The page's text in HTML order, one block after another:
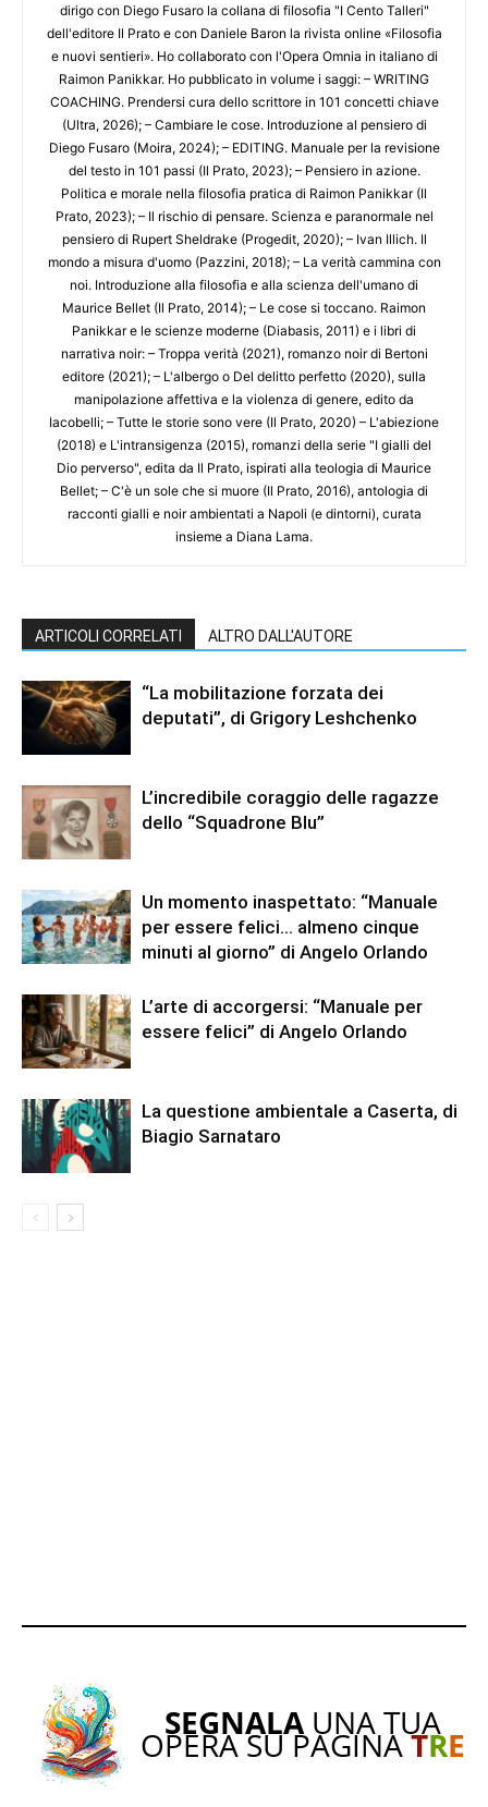
dirigo con Diego Fusaro la collana di filosofia "I Cento Talleri"
dell'editore Il Prato e con Daniele Baron la rivista online «Filosofia
e nuovi sentieri». Ho collaborato con l'Opera Omnia in italiano di
Raimon Panikkar. Ho pubblicato in volume i saggi: – WRITING
COACHING. Prendersi cura dello scrittore in 101 concetti chiave
(Ultra, 2026); – Cambiare le cose. Introduzione al pensiero di
Diego Fusaro (Moira, 2024); – EDITING. Manuale per la revisione
del testo in 101 passi (Il Prato, 2023); – Pensiero in azione.
Politica e morale nella filosofia pratica di Raimon Panikkar (Il
Prato, 2023); – Il rischio di pensare. Scienza e paranormale nel
pensiero di Rupert Sheldrake (Progedit, 2020); – Ivan Illich. Il
mondo a misura d'uomo (Pazzini, 2018); – La verità cammina con
noi. Introduzione alla filosofia e alla scienza dell'umano di
Maurice Bellet (Il Prato, 2014); – Le cose si toccano. Raimon
Panikkar e le scienze moderne (Diabasis, 2011) e i libri di
narrativa noir: – Troppa verità (2021), romanzo noir di Bertoni
editore (2021); – L'albergo o Del delitto perfetto (2020), sulla
manipolazione affettiva e la violenza di genere, edito da
Iacobelli; – Tutte le storie sono vere (Il Prato, 2020) – L'abiezione
(2018) e L'intransigenza (2015), romanzi della serie "I gialli del
Dio perverso", edita da Il Prato, ispirati alla teologia di Maurice
Bellet; – C'è un sole che si muore (Il Prato, 2016), antologia di
racconti gialli e noir ambientati a Napoli (e dintorni), curata
insieme a Diana Lama.
ARTICOLI CORRELATI ALTRO DALL'AUTORE
“La mobilitazione forzata dei
deputati”, di Grigory Leshchenko
L’incredibile coraggio delle ragazze
dello “Squadrone Blu”
Un momento inaspettato: “Manuale
per essere felici… almeno cinque
minuti al giorno” di Angelo Orlando
L’arte di accorgersi: “Manuale per
essere felici” di Angelo Orlando
La questione ambientale a Caserta, di
Biagio Sarnataro
SEGNALAUNA TUA
OPERA SU PAGINATRE